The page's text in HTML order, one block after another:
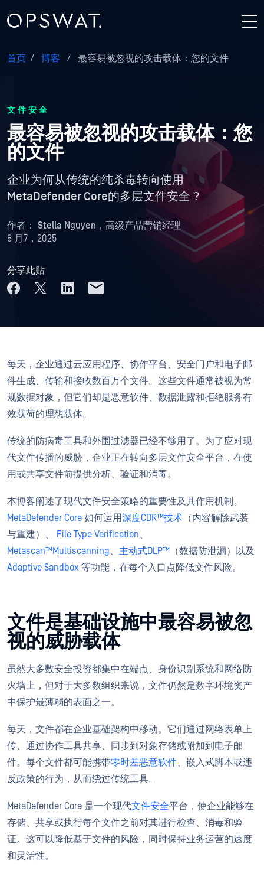
首页 / 博客 / 最容易被忽视的攻击载体：您的文件
文件安全
最容易被忽视的攻击载体：您
的文件
企业为何从传统的纯杀毒转向使用
MetaDefender Core的多层文件安全？
作者： Stella Nguyen，高级产品营销经理
8 月7，2025
分享此贴
每天，企业通过云应用程序、协作平台、安全门户和电子邮
件生成、传输和接收数百万个文件。这些文件通常被视为常
规数据对象，但它们却是恶意软件、数据泄露和拒绝服务有
效载荷的理想载体。
传统的防病毒工具和外围过滤器已经不够用了。为了应对现
代文件传播的威胁，企业正在转向多层文件安全平台，在使
用或共享文件前提供分析、验证和消毒。
本博客阐述了现代文件安全策略的重要性及其作用机制。
MetaDefender Core 如何运用深度CDR™技术 （内容解除武装
与重建）、
File Type Verification、
Metascan™Multiscanning、 主动式DLP™ （数据防泄漏）以及
Adaptive Sandbox 等功能，在每个入口点降低文件风险。
文件是基础设施中最容易被忽
视的威胁载体
虽然大多数安全投资都集中在端点、身份识别系统和网络防
火墙上，但对于大多数组织来说，文件仍然是数字环境资产
中保护最薄弱的表面之一。
每天，文件都在企业基础架构中移动。它们通过网络表单上
传、通过协作工具共享、同步到对象存储或附加到电子邮
件。每个文件都可能携带零时差恶意软件、嵌入式脚本或违
反政策的行为，从而绕过传统工具。
MetaDefender Core 是一个现代文件安全平台，使企业能够在
存储、共享或执行每个文件之前对其进行检查、消毒和验
证。这可以降低基于文件的风险，同时保持业务运营的速度
和灵活性。